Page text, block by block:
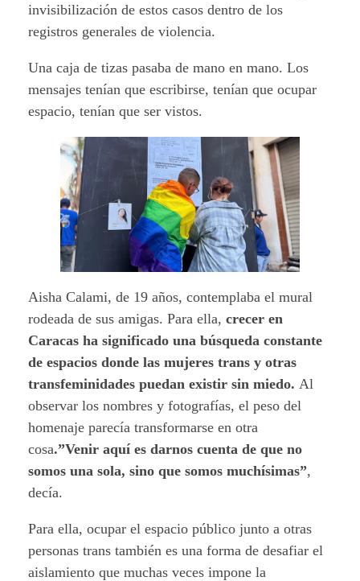
invisibilización de estos casos dentro de los
registros generales de violencia.
Una caja de tizas pasaba de mano en mano. Los
mensajes tenían que escribirse, tenían que ocupar
espacio, tenían que ser vistos.
Aisha Calami, de 19 años, contemplaba el mural
rodeada de sus amigas. Para ella, crecer en
Caracas ha significado una búsqueda constante
de espacios donde las mujeres trans y otras
transfeminidades puedan existir sin miedo. Al
observar los nombres y fotografías, el peso del
homenaje parecía transformarse en otra
cosa.”Venir aquí es darnos cuenta de que no
somos una sola, sino que somos muchísimas”,
decía.
Para ella, ocupar el espacio público junto a otras
personas trans también es una forma de desafiar el
aislamiento que muchas veces impone la